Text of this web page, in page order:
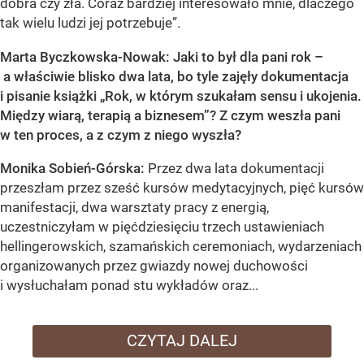
dobra czy zła. Coraz bardziej interesowało mnie, dlaczego
tak wielu ludzi jej potrzebuje”.
Marta Byczkowska-Nowak: Jaki to był dla pani rok –
a właściwie blisko dwa lata, bo tyle zajęły dokumentacja
i pisanie książki „Rok, w którym szukałam sensu i ukojenia.
Między wiarą, terapią a biznesem”? Z czym weszła pani
w ten proces, a z czym z niego wyszła?
Monika Sobień-Górska: Przez dwa lata dokumentacji
przeszłam przez sześć kursów medytacyjnych, pięć kursów
manifestacji, dwa warsztaty pracy z energią,
uczestniczyłam w pięćdziesięciu trzech ustawieniach
hellingerowskich, szamańskich ceremoniach, wydarzeniach
organizowanych przez gwiazdy nowej duchowości
i wysłuchałam ponad stu wykładów oraz...
CZYTAJ DALEJ